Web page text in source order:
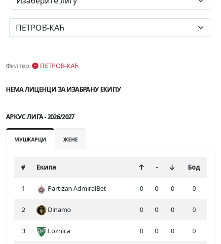
Филтер: ПЕТРОВ-КАЋ
НЕМА ЛИЦЕНЦИ ЗА ИЗАБРАНУ ЕКИПУ
АРКУС ЛИГА - 2026/2027
МУШКАРЦИ ЖЕНЕ
# Екипа - Бод
1 Partizan AdmiralBet 0 0 0 0
2 Dinamo 0 0 0 0
3 Loznica 0 0 0 0